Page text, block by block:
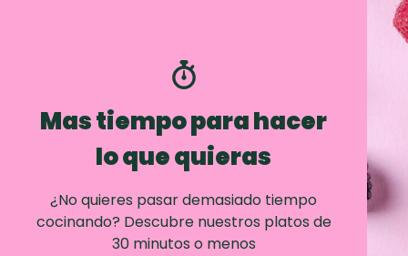
Mas tiempo para hacer
lo que quieras
¿No quieres pasar demasiado tiempo
cocinando? Descubre nuestros platos de
30 minutos o menos